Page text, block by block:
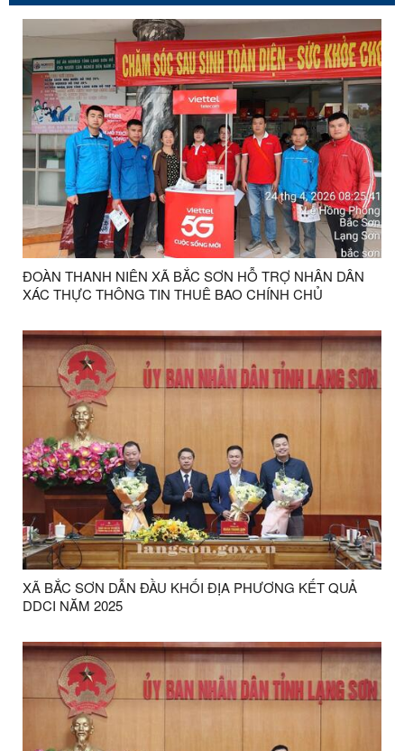
ĐOÀN THANH NIÊN XÃ BẮC SƠN HỖ TRỢ NHÂN DÂN
XÁC THỰC THÔNG TIN THUÊ BAO CHÍNH CHỦ
XÃ BẮC SƠN DẪN ĐẦU KHỐI ĐỊA PHƯƠNG KẾT QUẢ
DDCI NĂM 2025